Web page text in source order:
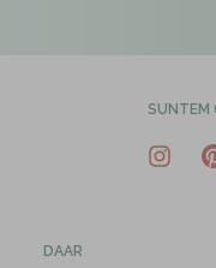
SUNTEM
DAAR